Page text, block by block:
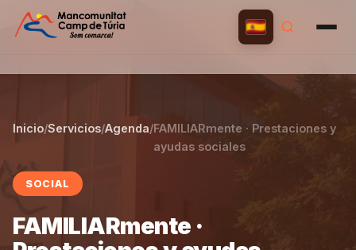
Inicio/Servicios/Agenda/FAMILIARmente · Prestaciones y
ayudas sociales
SOCIAL
FAMILIARmente ·